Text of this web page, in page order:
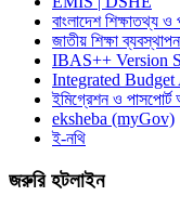
বাংলাদেশ শিক্ষাতথ্য
জাতীয় শিক্ষা
IBAS++ Version
Integrated
ইমিগ্রেশন ও
eksheba (myGov)
ই-নথি
জরুরি হটলাইন